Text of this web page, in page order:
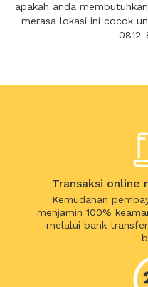
apakah anda
merasa lokasi ini cocok
Transaksi online
Kemudahan
menjamin 100%
melalui bank